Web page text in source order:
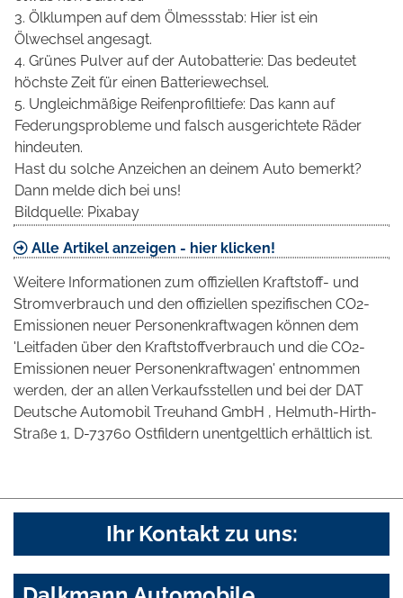
3. Ölklumpen auf dem Ölmessstab: Hier ist ein
Ölwechsel angesagt.
4. Grünes Pulver auf der Autobatterie: Das bedeutet
höchste Zeit für einen Batteriewechsel.
5. Ungleichmäßige Reifenprofiltiefe: Das kann auf
Federungsprobleme und falsch ausgerichtete Räder
hindeuten.
Hast du solche Anzeichen an deinem Auto bemerkt?
Dann melde dich bei uns!
Bildquelle: Pixabay
Alle Artikel anzeigen - hier klicken!
Weitere Informationen zum offiziellen Kraftstoff- und
Stromverbrauch und den offiziellen spezifischen CO2-
Emissionen neuer Personenkraftwagen können dem
'Leitfaden über den Kraftstoffverbrauch und die CO2-
Emissionen neuer Personenkraftwagen' entnommen
werden, der an allen Verkaufsstellen und bei der DAT
Deutsche Automobil Treuhand GmbH , Helmuth-Hirth-
Straße 1, D-73760 Ostfildern unentgeltlich erhältlich ist.
Ihr Kontakt zu uns: